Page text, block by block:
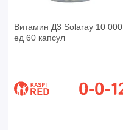
Витамин Д3 Solaray 10 000
ед 60 капсул